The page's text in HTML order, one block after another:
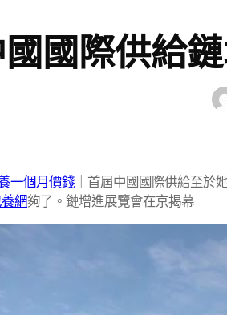
國際供給
一個月價錢｜首屆中國國際供給至於
網夠了。鏈增進展覽會在京揭幕